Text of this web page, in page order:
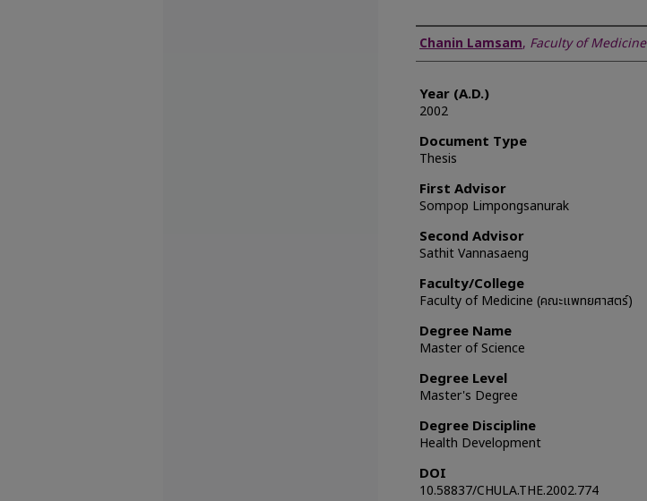
Author
Chanin Lamsam, Faculty of Medicine
Year (A.D.)
2002
Document Type
Thesis
First Advisor
Sompop Limpongsanurak
Second Advisor
Sathit Vannasaeng
Faculty/College
Faculty of Medicine (คณะแพทยศาสตร์)
Degree Name
Master of Science
Degree Level
Master's Degree
Degree Discipline
Health Development
DOI
10.58837/CHULA.THE.2002.774